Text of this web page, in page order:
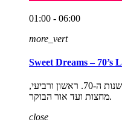
01:00 - 06:00
more_vert
Sweet Dreams – 70’s
שש שעות עם שירי האהבה הגדולים משנות ה-70. ראשון ורביעי,
מחצות ועד אור הבוקר.
close